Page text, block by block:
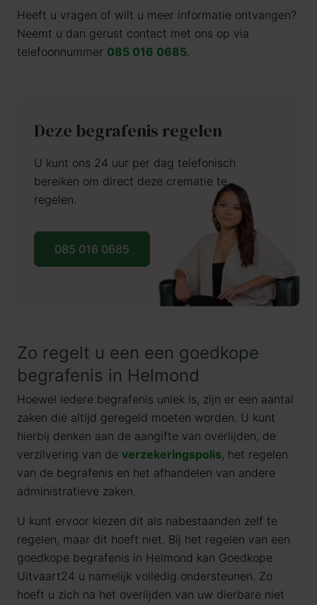
Heeft u vragen of wilt u meer informatie ontvangen?
Neemt u dan gerust contact met ons op via
telefoonnummer 085 016 0685.
Deze begrafenis regelen
U kunt ons 24 uur per dag telefonisch
bereiken om direct deze crematie te
regelen.
085 016 0685
Zo regelt u een een goedkope
begrafenis in Helmond
Hoewel iedere begrafenis uniek is, zijn er een aantal
zaken die altijd geregeld moeten worden. U kunt
hierbij denken aan de aangifte van overlijden, de
verzilvering van de verzekeringspolis, het regelen
van de begrafenis en het afhandelen van andere
administratieve zaken.
U kunt ervoor kiezen dit als nabestaanden zelf te
regelen, maar dit hoeft niet. Bij het regelen van een
goedkope begrafenis in Helmond kan Goedkope
Uitvaart24 u namelijk volledig ondersteunen. Zo
hoeft u zich na het overlijden van uw dierbare niet